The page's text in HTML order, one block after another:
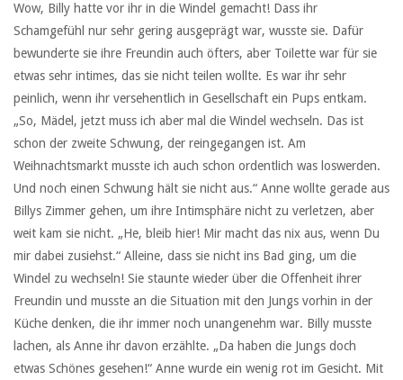
Wow, Billy hatte vor ihr in die Windel gemacht! Dass ihr
Schamgefühl nur sehr gering ausgeprägt war, wusste sie. Dafür
bewunderte sie ihre Freundin auch öfters, aber Toilette war für sie
etwas sehr intimes, das sie nicht teilen wollte. Es war ihr sehr
peinlich, wenn ihr versehentlich in Gesellschaft ein Pups entkam.
„So, Mädel, jetzt muss ich aber mal die Windel wechseln. Das ist
schon der zweite Schwung, der reingegangen ist. Am
Weihnachtsmarkt musste ich auch schon ordentlich was loswerden.
Und noch einen Schwung hält sie nicht aus.“ Anne wollte gerade aus
Billys Zimmer gehen, um ihre Intimsphäre nicht zu verletzen, aber
weit kam sie nicht. „He, bleib hier! Mir macht das nix aus, wenn Du
mir dabei zusiehst.“ Alleine, dass sie nicht ins Bad ging, um die
Windel zu wechseln! Sie staunte wieder über die Offenheit ihrer
Freundin und musste an die Situation mit den Jungs vorhin in der
Küche denken, die ihr immer noch unangenehm war. Billy musste
lachen, als Anne ihr davon erzählte. „Da haben die Jungs doch
etwas Schönes gesehen!“ Anne wurde ein wenig rot im Gesicht. Mit